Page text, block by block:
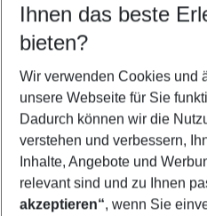
Find the perfect deal which
Your departure airport
Any airport
Select your date range
09/08/26–07/08/27 5-
Who will travel
2 adults No children
Show
Ihnen das beste
bieten?
Wir verwenden Cookies und
unsere Webseite für Sie
Dadurch können wir die
verstehen und verbessern,
Inhalte, Angebote und
relevant sind und zu Ihnen
akzeptieren“, wenn Sie